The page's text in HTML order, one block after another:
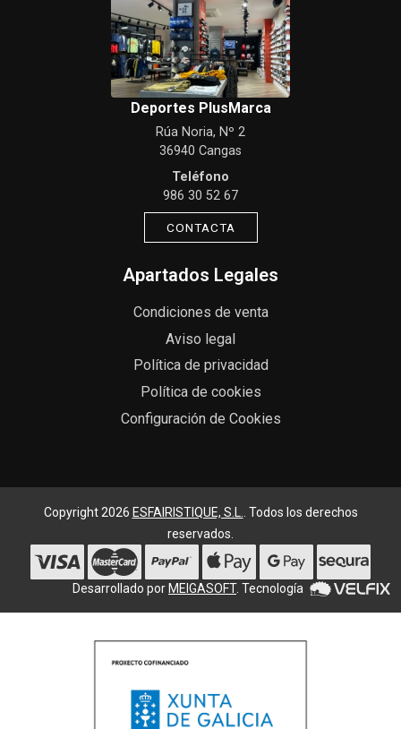
Deportes PlusMarca
Rúa Noria, Nº 2
36940 Cangas
Teléfono
986 30 52 67
CONTACTA
Apartados Legales
Condiciones de venta
Aviso legal
Política de privacidad
Política de cookies
Configuración de Cookies
Copyright 2026 ESFAIRISTIQUE, S.L.
. Todos los derechos
reservados.
Desarrollado porMEIGASOFT. Tecnología